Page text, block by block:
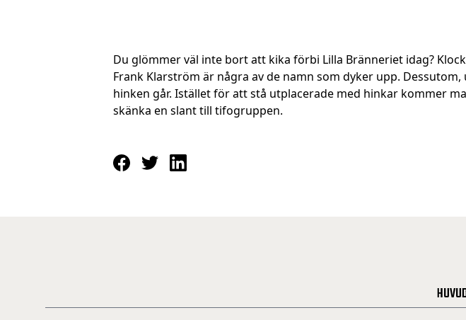
Du glömmer väl inte bort att kika förbi Lilla Bränneriet idag?
Frank Klarström är några av de namn som dyker upp.
hinken går. Istället för att stå utplacerade med hinkar kommer
skänka en slant till tifogruppen.